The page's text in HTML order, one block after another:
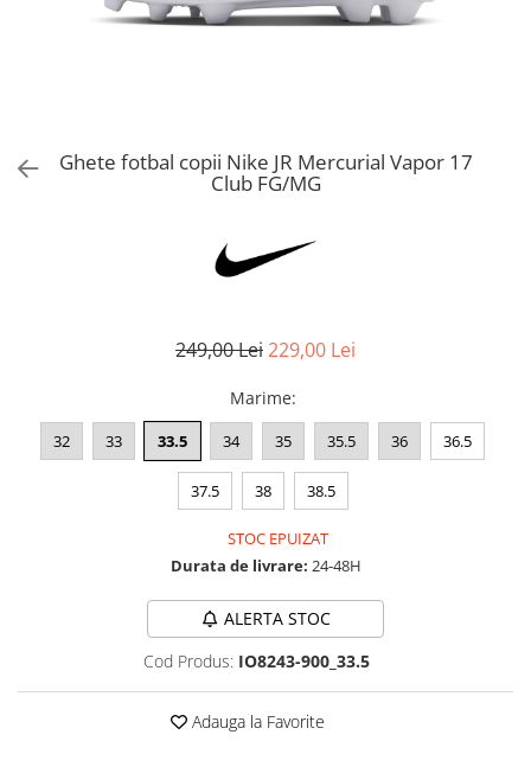
Bluze fotbal copii
Sorturi fotbal femei
Ghete fotbal copii Nike JR Mercurial Vapor 17
Club FG/MG
249,00 Lei229,00 Lei
Marime:
32 33 33.5 34 35 35.5 36 36.5
37.5 38 38.5
STOC EPUIZAT
Durata de livrare: 24-48H
ALERTA STOC
Cod Produs: IO8243-900_33.5
Adauga la Favorite